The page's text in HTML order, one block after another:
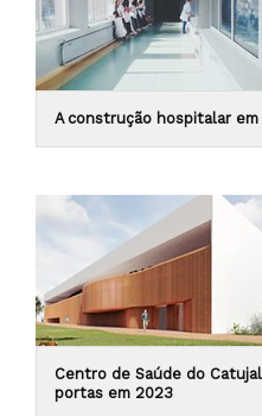
A construção hospitalar
Centro de Saúde do
portas em 2023